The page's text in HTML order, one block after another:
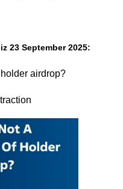
23 September 2025:
airdrop?